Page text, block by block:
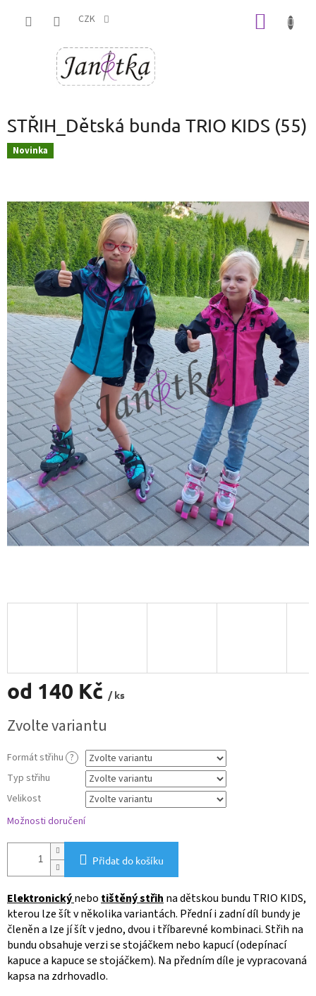
CZK
STŘIH_Dětská bunda TRIO KIDS (55)
Novinka
od 140 Kč / ks
cena:
Zvolte variantu
Formát střihu ?
Typ střihu
Velikost
Možnosti doručení
Přidat do košíku
Elektronickýnebo tištěný střih na dětskou bundu TRIO KIDS,
kterou lze šít v několika variantách. Přední i zadní díl bundy je
členěn a lze jí šít v jedno, dvou i tříbarevné kombinaci. Střih na
bundu obsahuje verzi se stojáčkem nebo kapucí (odepínací
kapuce a kapuce se stojáčkem). Na předním díle je vypracovaná
kapsa na zdrhovadlo.